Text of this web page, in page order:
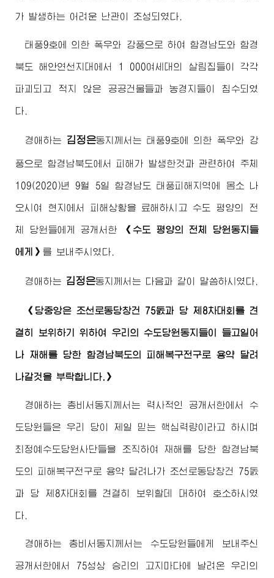
가 발생하는 어려운 난관이 조성되였다.
태풍9호에 의한 폭우와 강풍으로 하여 함경남도와 함경
북도 해안연선지대에서 1 000여세대의 살림집들이 각각
파괴되고 적지 않은 공공건물들과 농경지들이 침수되였
다.
경애하는 김정은동지 께서는 태풍9호에 의한 폭우와 강
풍으로 함경남북도에서 피해가 발생한것과 관련하여 주체
109(2020)년 9월 5일 함경남도 태풍피해지역에 몸소 나
오시여 현지에서 피해상황을 료해하시고 수도 평양의 전
체 당원들에게 공개서한 《수도 평양의 전체 당원동지들
에게》 를 보내주시였다.
경애하는 김정은동지 께서는 다음과 같이 말씀하시였다.
《당중앙은 조선로동당창건 75돐과 당 제8차대회를 견
결히 보위하기 위하여 우리의 수도당원동지들이 들고일어
나 재해를 당한 함경남북도의 피해복구전구로 용약 달려
나갈것을 부탁합니다.》
경애하는 총비서동지께서는 력사적인 공개서한에서 수
도당원들은 우리 당이 제일 믿는 핵심력량이라고 하시며
최정예수도당원사단들을 조직하여 재해를 당한 함경남북
도의 피해복구전구로 용약 달려나가 조선로동당창건 75돐
과 당 제8차대회를 견결히 보위할데 대하여 호소하시였
다.
경애하는 총비서동지께서는 수도당원들에게 보내주신
공개서한에서 75성상 승리의 고지마다에 날려온 우리의